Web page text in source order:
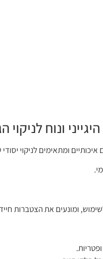
ונוח לניקוי
ומתאימים לניקוי
ומונעים את הצטברות